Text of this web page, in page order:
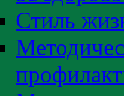
Стиль